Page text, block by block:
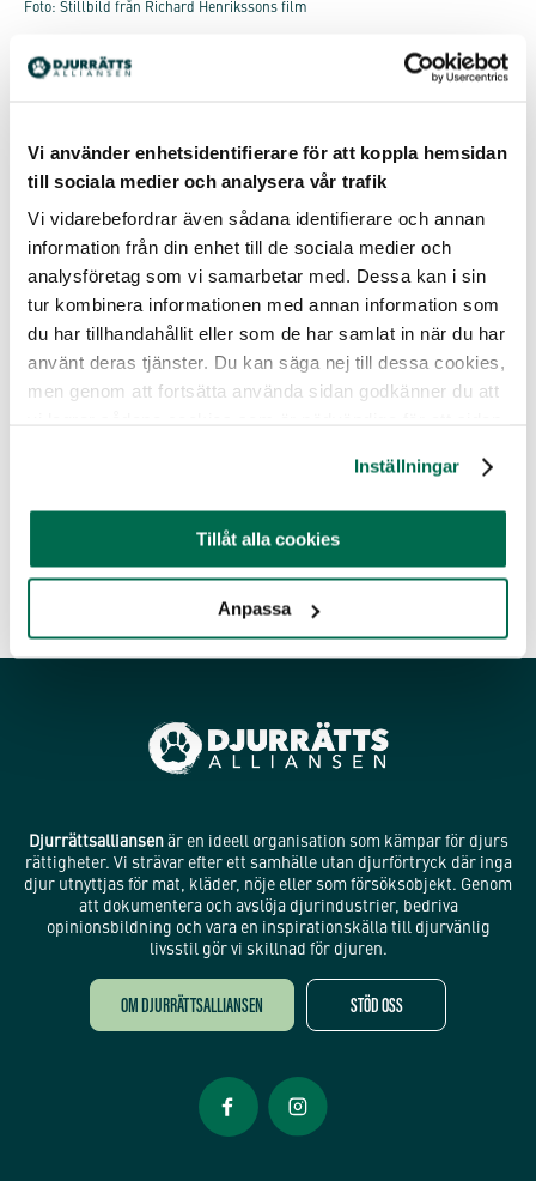
Vi använder enhetsidentifierare för att koppla hemsidan
till sociala medier och analysera vår trafik
Vi vidarebefordrar även sådana identifierare och annan
information från din enhet till de sociala medier och
analysföretag som vi samarbetar med. Dessa kan i sin
tur kombinera informationen med annan information som
du har tillhandahållit eller som de har samlat in när du har
använt deras tjänster. Du kan säga nej till dessa cookies,
men genom att fortsätta använda sidan godkänner du att
Inställningar
Tillåt alla cookies
Anpassa
Foto: Stillbild från Richard Henrikssons film
människor reagerar och protesterar är bra så att vi
tillsammans kan se till att det blir oacceptabelt att
peka finger åt enskilda länder, även här i Sverige utnyttjas
djur i underhållningssyfte och hålls i fångenskap – och
det är lika fel det, säger Malin Gustafsson, talesperson för
Djurrättsalliansen.
Foto: Stillbild från Richard Henrikssons film
Under 2018 fick rysk fotboll massiv kritik då björnen Tim
tvingades uppträda under en match. Fotbollsförbundet
skulle utnyttjas under VM-slutspelet den sommaren.
– Djur är inte våra att utnyttja som nöje. Alla djur borde ha
rätt till sina egna liv, säger Malin Gustafsson.
Djurrättsalliansenär en ideell organisation som kämpar för djurs
rättigheter. Vi strävar efter ett samhälle utan djurförtryck där inga
djur utnyttjas för mat, kläder, nöje eller som försöksobjekt. Genom
att dokumentera och avslöja djurindustrier, bedriva
opinionsbildning och vara en inspirationskälla till djurvänlig
livsstil gör vi skillnad för djuren.
OM DJURRÄTTSALLIANSEN STÖD OSS
Öppnas i nytt fönster